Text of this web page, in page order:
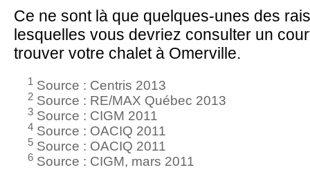
Ce ne sont là que quelques-unes des
lesquelles vous devriez consulter un
trouver votre chalet à Omerville.
1 Source : Centris 2013
2 Source : RE/MAX Québec 2013
3 Source : CIGM 2011
4 Source : OACIQ 2011
5 Source : OACIQ 2011
6 Source : CIGM, mars 2011